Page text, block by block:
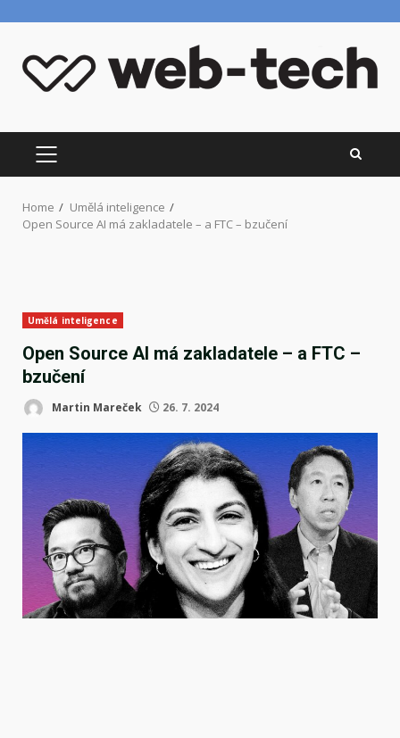
content
PRIMARY
MENU
Home
Umělá inteligence
Open Source AI má zakladatele – a FTC – bzučení
Umělá inteligence
Open Source AI má zakladatele – a FTC –
bzučení
Martin Mareček 26. 7. 2024